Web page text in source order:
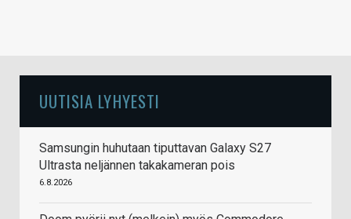
UUTISIA LYHYESTI
Samsungin huhutaan tiputtavan Galaxy S27
Ultrasta neljännen takakameran pois
6.8.2026